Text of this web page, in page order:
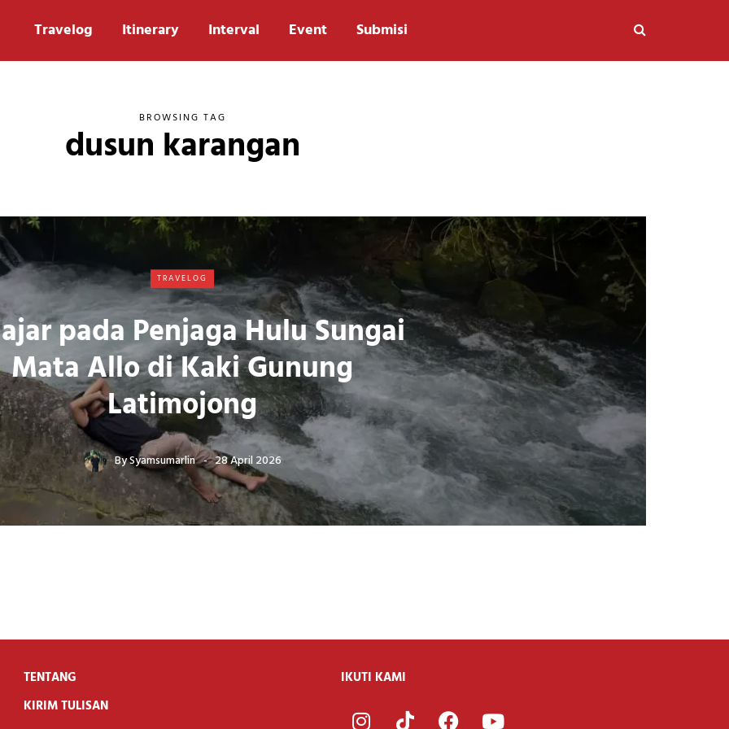
Travelog Itinerary Interval Event Submisi
BROWSING TAG
dusun karangan
TRAVELOG
pada Penjaga Hulu Sungai
Mata Allo di Kaki Gunung
Latimojong
BySyamsumarlin 28 April 2026
TENTANG
KIRIM TULISAN
IKUTI KAMI